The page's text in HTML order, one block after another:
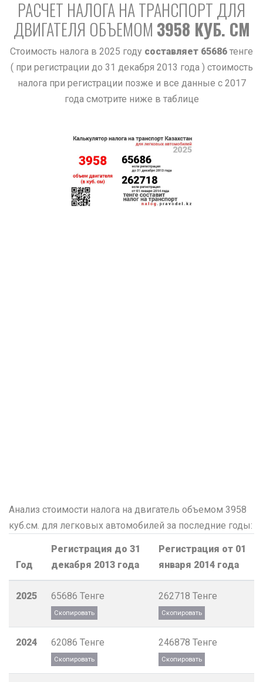
РАСЧЕТ НАЛОГА НА ТРАНСПОРТ ДЛЯ
ДВИГАТЕЛЯ ОБЪЕМОМ 3958 КУБ. СМ
Стоимость налога в 2025 году составляет 65686 тенге
( при регистрации до 31 декабря 2013 года ) стоимость
налога при регистрации позже и все данные с 2017
года смотрите ниже в таблице
Анализ стоимости налога на двигатель объемом 3958
куб.см. для легковых автомобилей за последние годы:
Год
Регистрация до 31
декабря 2013 года
Регистрация от 01
января 2014 года
2025 65686 Тенге 262718 Тенге
2024 62086 Тенге 246878 Тенге